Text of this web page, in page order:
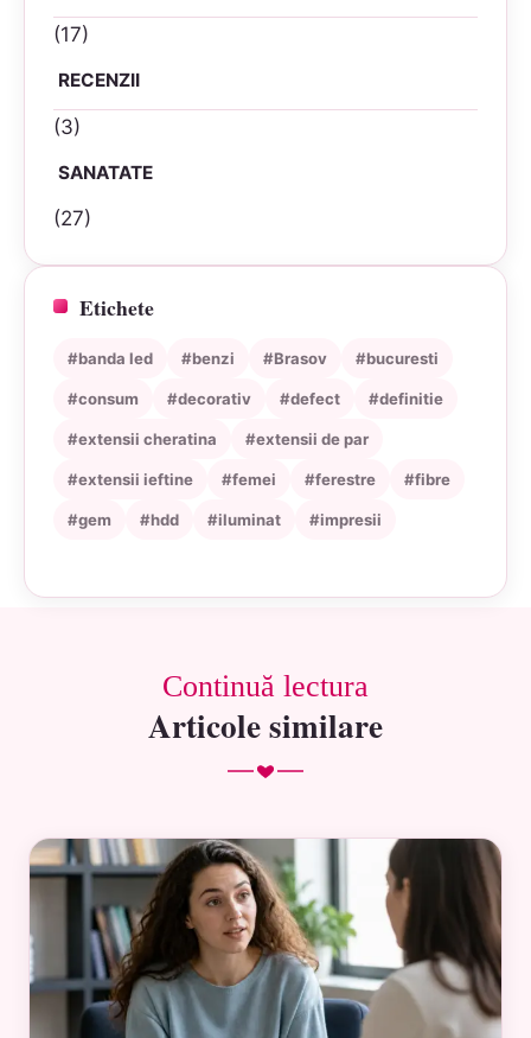
(17)
RECENZII
(3)
SANATATE
(27)
Etichete
#banda led #benzi #Brasov #bucuresti
#consum #decorativ #defect #definitie
#extensii cheratina #extensii de par
#extensii ieftine #femei #ferestre #fibre
#gem #hdd #iluminat #impresii
Continuă lectura
Articole similare